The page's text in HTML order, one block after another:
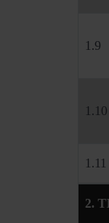
1.9
1.10
1.11
2.